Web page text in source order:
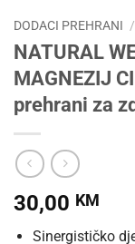
DODACI PREHRANI /
NATURAL
MAGNEZIJ
prehrani za
30,00 KM
Sinergističko